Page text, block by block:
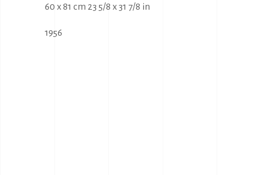
60 x 81 cm 23 5/8 x 31 7/8 in
1956